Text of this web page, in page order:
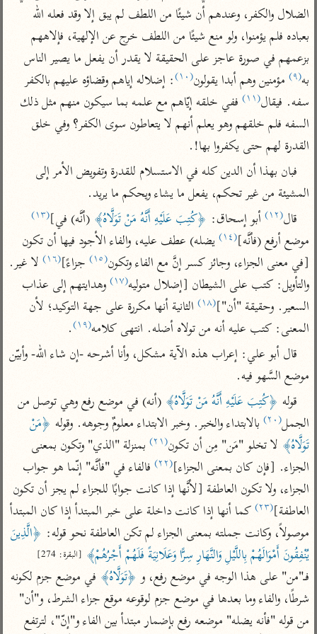
جمع الأقوال
تفسير ابن الجوزي
تفسير الماوردي
منتقاة
تفسير ابن القيم
تفسير ابن تيمية
عامّة
تفسير السمعاني
تفسير مكّي
محاسن التأويل
للقاسمي
تفسير الثعالبي
تفسير السمرقندي
تفسير الثعلبي
تفسير الرازي
أخرى
أضواء البيان
نظم الدرر للبقاعي
لغة وبلاغة
التحرير والتنوير
المحرر الوجيز لابن
عطية
البحر المحيط لأبي
حيان
البسيط للواحدي
تفسير أبي السعود
الكشاف للزمخشري
تفسير ابن عثيمين
مركَّزة العبارة
تفسير الجلالين
جامع البيان للإيجي
تفسير النسفي
تفسير ابن أبي زمنين
آثار
موسوعة التفسير
المأثور
الدر المنثور
تفسير ابن أبي حاتم
تفسير قتادة
اشترك لتصلك أخبار مشاريعنا
اشترك
راسلنا •تليجرام •تويتر
تعليمات•عن الباحث القرآني
به(٩) مؤمنين وهم أبدا يقولون(١٠)
: إضلاله إياهم وقضاؤه عليهم بالكفر
سفه. فيقال(١١)
القدرة لهم حتى يكفروا بها!.
المشيئة من غير تحكم، يفعل ما يشاء ويحكم ما يريد.
قال(١٢) أبو إسحاق: ﴿كُتِبَ عَلَيْهِ أَنَّهُ مَنْ تَوَلَّاهُ﴾ (أنَّه) في](١٣)
موضع أرفع (فأنَّه](١٤)
[في معنى الجزاء، وجائز كسر إنَّ مع الفاء وتكون(١٥) جزاءً](١٦)
والتأويل: كتب على الشيطان [إضلال متوليه(١٧)
السعير. وحقيقة "أن"](١٨)
المعنى: كتب عليه أنه من تولاه أضله. انتهى كلامه(١٩)
.
موضع السَّهو فيه.
قوله ﴿كُتِبَ عَلَيْهِ أَنَّهُ مَنْ تَوَلَّاهُ﴾
الجمل(٢٠) بالابتداء والخبر. وخبر الابتداء معلومٌ وجوهه. وقوله
تَوَلَّاهُ﴾ لا تخلو "مَن" مِن أن تكون(٢١)
الجزاء. [فإن كان بمعنى الجزاء](٢٢)
العاطفة](٢٣)
موصولاً، وكانت جملته بمعنى الجزاء لم تكن العاطفة نحو قوله:
يُنْفِقُونَ أَمْوَالَهُمْ بِاللَّيْلِ وَالنَّهَارِ سِرًّا وَعَلَانِيَةً فَلَهُمْ أَجْرُهُمْ﴾ [البقرة: 274]
فـ"من" على هذا الوجه في موضع رفع، و ﴿تَوَلَّاهُ﴾